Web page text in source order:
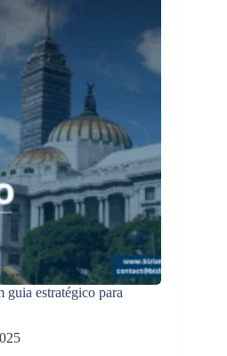
estratégico para